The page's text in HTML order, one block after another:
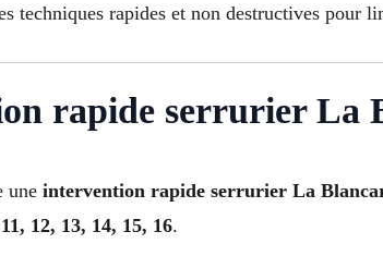
techniques rapides et non destructives pour
rapide serrurier La
une intervention rapide serrurier La
12, 13, 14, 15, 16.